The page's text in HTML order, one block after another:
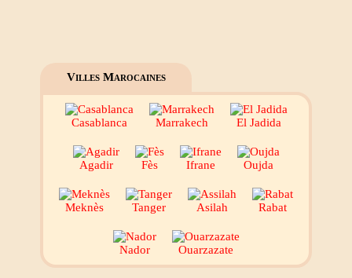
Villes Marocaines
Casablanca Marrakech El Jadida
Agadir Fès Ifrane Oujda
Meknès Tanger Asilah Rabat
Nador Ouarzazate